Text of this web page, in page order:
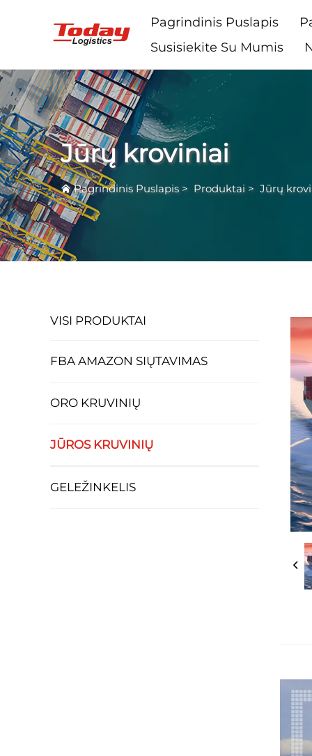
Pagrindinis Puslapis
Susisiekite Su Mumis
Jūrų kroviniai
Pagrindinis Puslapis > Produktai > Jūrų
VISI PRODUKTAI
FBA AMAZON SIŲTAVIMAS
ORO KRUVINIŲ
JŪROS KRUVINIŲ
GELEŽINKELIS